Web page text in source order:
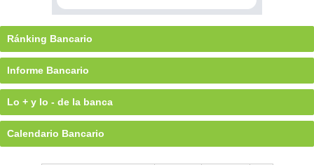
Ránking Bancario
Informe Bancario
Lo + y lo - de la banca
Calendario Bancario